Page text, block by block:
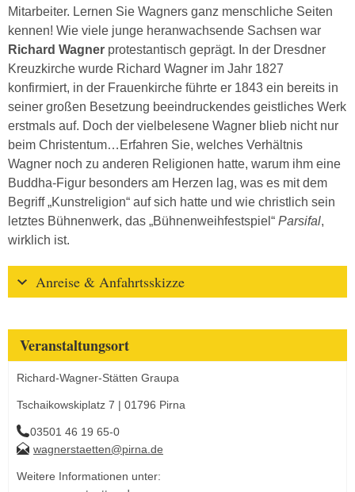
Mitarbeiter. Lernen Sie Wagners ganz menschliche Seiten
kennen! Wie viele junge heranwachsende Sachsen war
Richard Wagner protestantisch geprägt. In der Dresdner
Kreuzkirche wurde Richard Wagner im Jahr 1827
konfirmiert, in der Frauenkirche führte er 1843 ein bereits in
seiner großen Besetzung beeindruckendes geistliches Werk
erstmals auf. Doch der vielbelesene Wagner blieb nicht nur
beim Christentum…Erfahren Sie, welches Verhältnis
Wagner noch zu anderen Religionen hatte, warum ihm eine
Buddha-Figur besonders am Herzen lag, was es mit dem
Begriff „Kunstreligion“ auf sich hatte und wie christlich sein
letztes Bühnenwerk, das „Bühnenweihfestspiel“ Parsifal,
wirklich ist.
Anreise & Anfahrtsskizze
Veranstaltungsort
Richard-Wagner-Stätten Graupa
Tschaikowskiplatz 7 | 01796 Pirna
03501 46 19 65-0
wagnerstaetten@pirna.de
Weitere Informationen unter: